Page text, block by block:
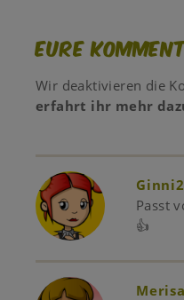
Eure
Wir deaktivieren die
erfahrt ihr mehr
Passt
👍
Merisa